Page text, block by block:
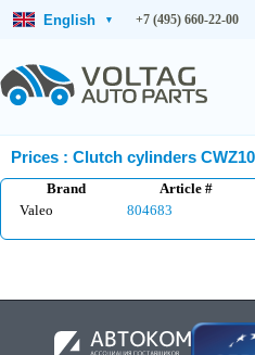
English ▾ +7 (495) 660-22-00
Prices : Clutch cylinders
Brand
Article #
Valeo
804683